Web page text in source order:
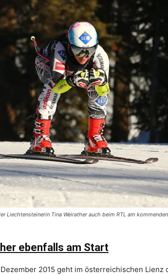
Liechtensteinerin Tina Weirather auch beim RTL am
ebenfalls am Start
2015 geht im österreichischen Lienz